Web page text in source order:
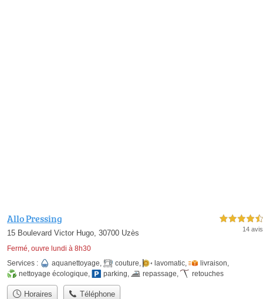
Allo Pressing
15 Boulevard Victor Hugo, 30700 Uzès
Fermé, ouvre lundi à 8h30
4,5 étoiles sur 5
14 avis
Services : aquanettoyage, couture, lavomatic, livraison,
nettoyage écologique, parking, repassage, retouches
Horaires Téléphone